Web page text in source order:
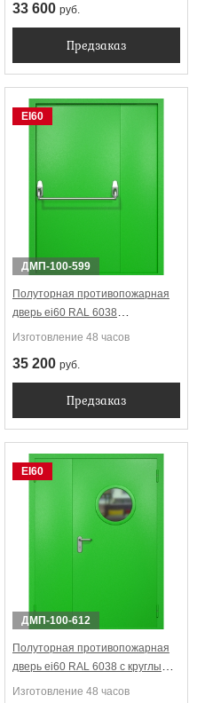
33 600 руб.
Предзаказ
EI60
ДМП-100-599
Полуторная противопожарная
дверь ei60 RAL 6038
Антипаника
Изготовление 48 часов
35 200 руб.
Предзаказ
EI60
ДМП-100-612
Полуторная противопожарная
дверь ei60 RAL 6038 с круглым
стеклопакетом
Изготовление 48 часов